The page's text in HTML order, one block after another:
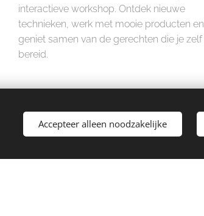
interactieve workshop. Ontdek nieuwe
technieken, werk met mooie producten en
geniet samen van de gerechten die je zelf
bereid.
Accepteer alleen noodzakelijke